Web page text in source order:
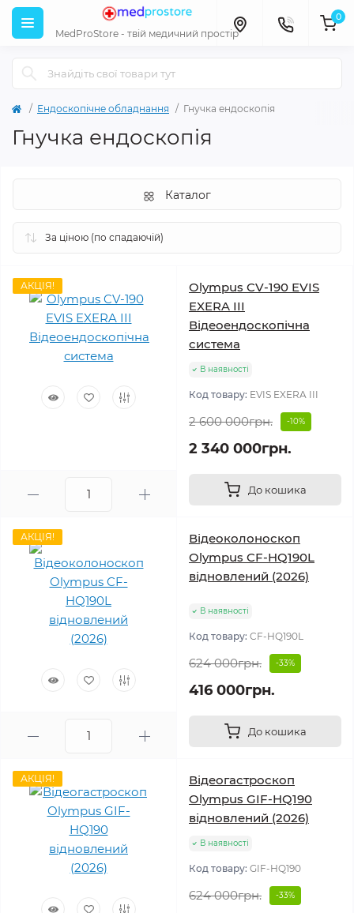
MedProStore - твій медичний простір
0
Ендоскопічне обладнання Гнучка ендоскопія
Гнучка ендоскопія
Каталог
АКЦІЯ!
Olympus CV-190 EVIS
EXERA III
Відеоендоскопічна
система
В наявності
Код товару: EVIS EXERA III
2 600 000грн. -10%
2 340 000грн.
До кошика
АКЦІЯ!
Відеоколоноскоп
Olympus CF-HQ190L
відновлений (2026)
В наявності
Код товару: CF-HQ190L
624 000грн. -33%
416 000грн.
До кошика
АКЦІЯ!
Відеогастроскоп
Olympus GIF-HQ190
відновлений (2026)
В наявності
Код товару: GIF-HQ190
624 000грн. -33%